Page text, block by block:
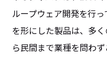
ループウェア開発を行
を形にした製品は、多
ら民間まで業種を問わず